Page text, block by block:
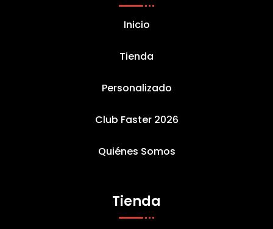
Inicio
Tienda
Personalizado
Club Faster 2026
Quiénes Somos
Tienda